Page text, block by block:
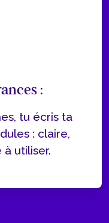
:
tu écris ta
: claire,
utiliser.